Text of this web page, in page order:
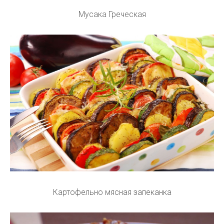
Мусака Греческая
Картофельно мясная запеканка